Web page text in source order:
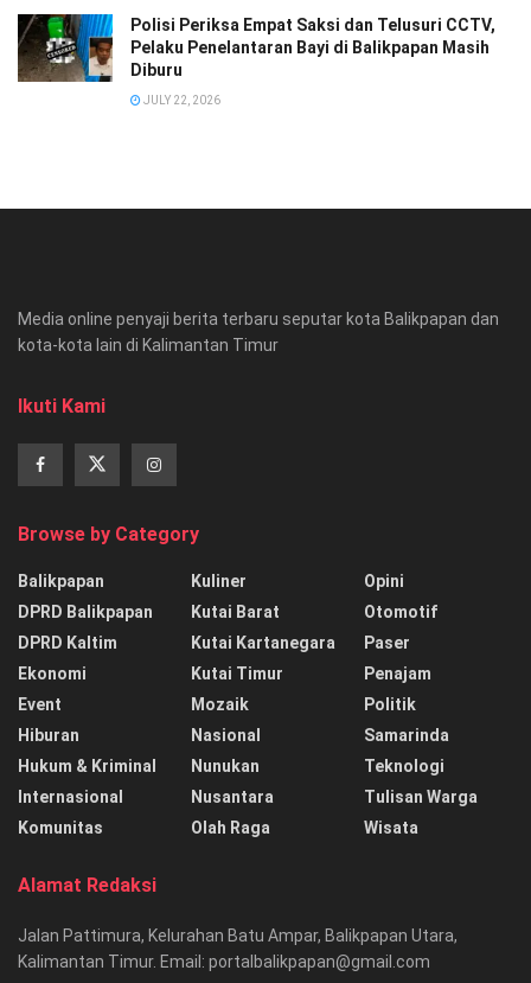
Polisi Periksa Empat Saksi dan Telusuri CCTV,
Pelaku Penelantaran Bayi di Balikpapan Masih
Diburu
JULY 22, 2026
Media online penyaji berita terbaru seputar kota Balikpapan dan
kota-kota lain di Kalimantan Timur
Ikuti Kami
Browse by Category
Balikpapan
DPRD Balikpapan
DPRD Kaltim
Ekonomi
Event
Hiburan
Hukum & Kriminal
Internasional
Komunitas
Kuliner
Kutai Barat
Kutai Kartanegara
Kutai Timur
Mozaik
Nasional
Nunukan
Nusantara
Olah Raga
Opini
Otomotif
Paser
Penajam
Politik
Samarinda
Teknologi
Tulisan Warga
Wisata
Alamat Redaksi
Jalan Pattimura, Kelurahan Batu Ampar, Balikpapan Utara,
Kalimantan Timur. Email: portalbalikpapan@gmail.com